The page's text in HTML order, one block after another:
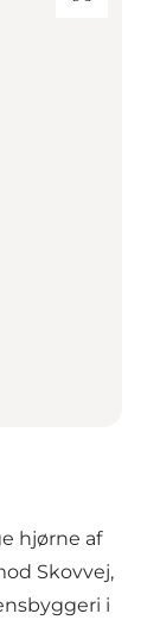
hjørne af
Skovvej,
i